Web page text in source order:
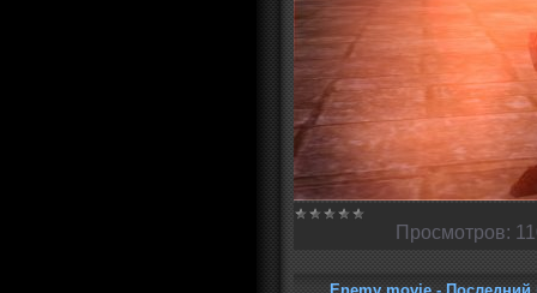
Просмотров: